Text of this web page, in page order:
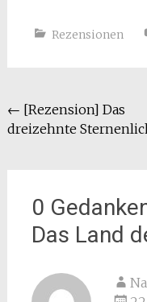
Rezensionen
← [Rezension] Das
dreizehnte
0
Das Land